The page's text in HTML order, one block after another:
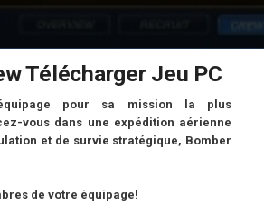
Télécharger Jeu PC
pour sa mission la plus
vous dans une expédition aérienne
et de survie stratégique, Bomber
de votre équipage!